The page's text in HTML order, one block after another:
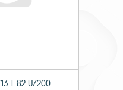
T 82 UZ200